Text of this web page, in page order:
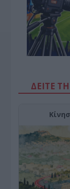
ΔΕΙΤΕ